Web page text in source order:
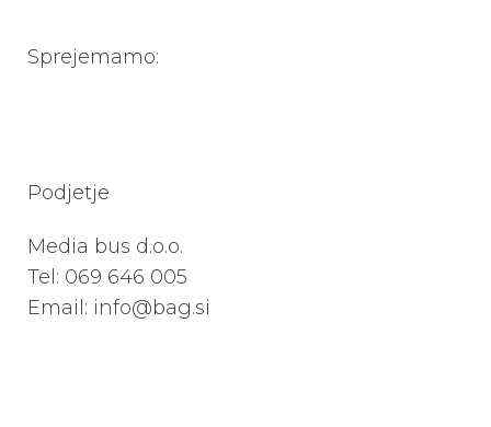
Sprejemamo:
Podjetje
Media bus d.o.o.
Tel: 069 646 005
Email: info@bag.si